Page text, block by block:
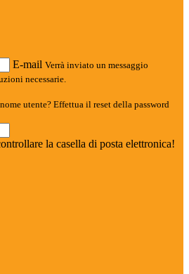
E-mail Verrà inviato un messaggio
necessarie.
utente? Effettua il reset della password
la casella di posta elettronica!